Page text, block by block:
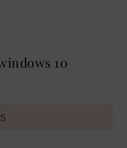
10